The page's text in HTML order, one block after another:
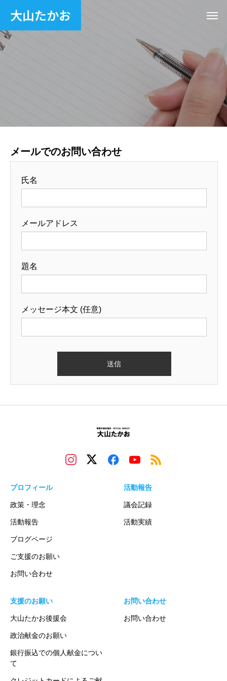
大山たかお
メールでのお問い合わせ
氏名
メールアドレス
題名
メッセージ本文 (任意)
プロフィール
政策・理念
活動報告
ブログページ
ご支援のお願い
お問い合わせ
活動報告
議会記録
活動実績
支援のお願い
大山たかお後援会
政治献金のお願い
銀行振込での個人献金につい
て
お問い合わせ
お問い合わせ